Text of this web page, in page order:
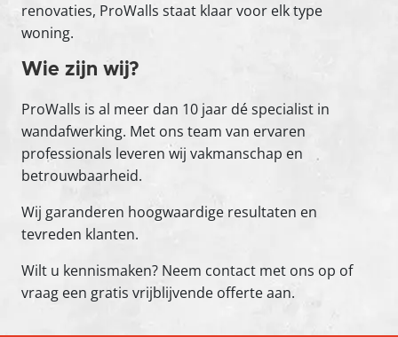
renovaties, ProWalls staat klaar voor elk type
woning.
Wie zijn wij?
ProWalls is al meer dan 10 jaar dé specialist in
wandafwerking. Met ons team van ervaren
professionals leveren wij vakmanschap en
betrouwbaarheid.
Wij garanderen hoogwaardige resultaten en
tevreden klanten.
Wilt u kennismaken? Neem contact met ons op of
vraag een gratis vrijblijvende offerte aan.